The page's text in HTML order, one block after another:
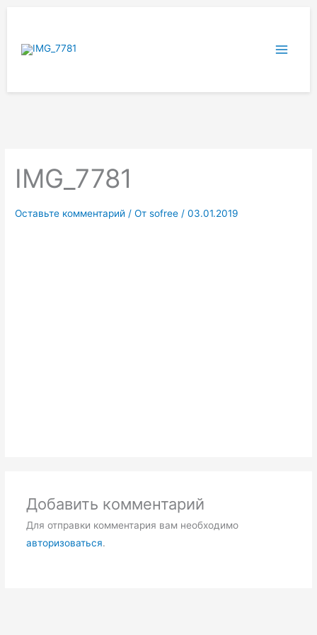
содержимому
IMG_7781
Оставьте комментарий / Отsofree /03.01.2019
Добавить комментарий
Для отправки комментария вам необходимо
авторизоваться.